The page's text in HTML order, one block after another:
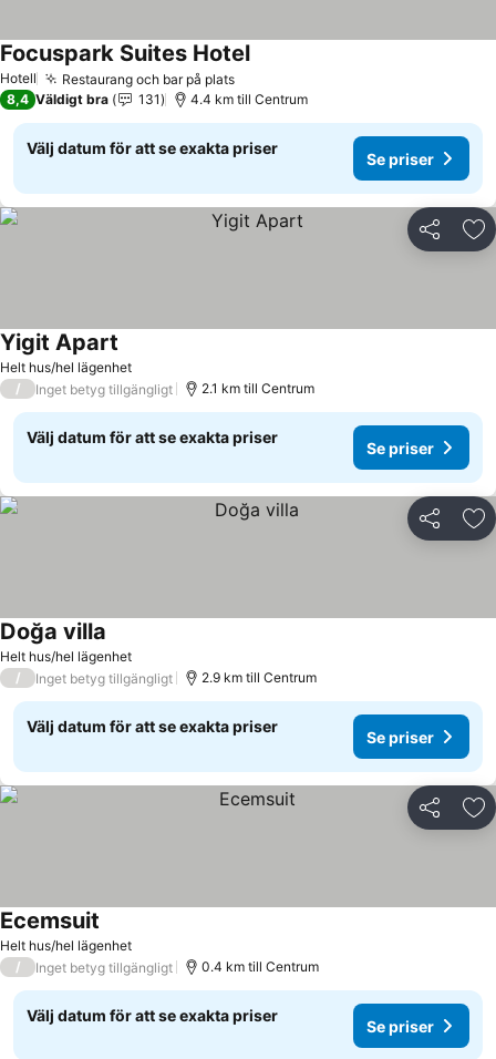
Hotell Restaurang och bar på plats
Focuspark Suites Hotel
8,4 Väldigt bra 131 4.4 km till Centrum
Välj datum för att se exakta priser
Se priser
Dela
Helt hus/hel lägenhet
Yigit Apart
/ Inget betyg tillgängligt 2.1 km till Centrum
Välj datum för att se exakta priser
Se priser
Dela
Helt hus/hel lägenhet
Doğa villa
/ Inget betyg tillgängligt 2.9 km till Centrum
Välj datum för att se exakta priser
Se priser
Dela
Helt hus/hel lägenhet
Ecemsuit
/ Inget betyg tillgängligt 0.4 km till Centrum
Välj datum för att se exakta priser
Se priser